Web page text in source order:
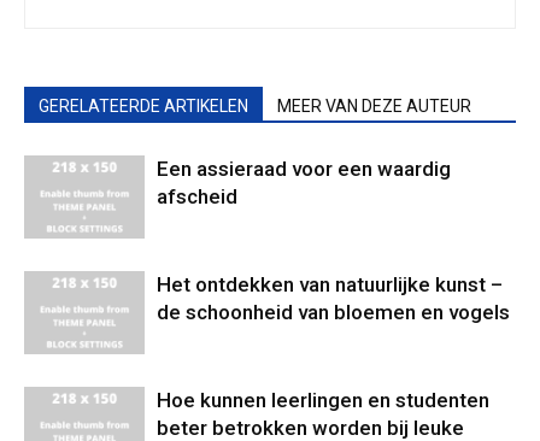
GERELATEERDE ARTIKELEN MEER VAN DEZE AUTEUR
Een assieraad voor een waardig
afscheid
Het ontdekken van natuurlijke kunst –
de schoonheid van bloemen en vogels
Hoe kunnen leerlingen en studenten
beter betrokken worden bij leuke